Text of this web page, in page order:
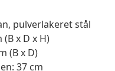
pulverlakeret stål
(B x D x H)
(B x D)
37 cm